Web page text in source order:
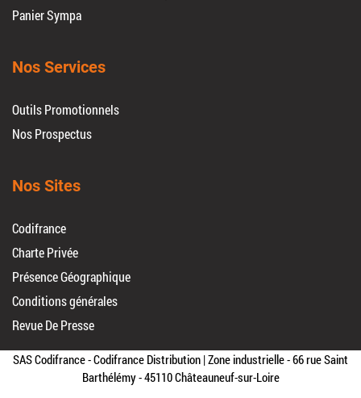
Panier Sympa
Nos Services
Outils Promotionnels
Nos Prospectus
Nos Sites
Codifrance
Charte Privée
Présence Géographique
Conditions générales
Revue De Presse
SAS Codifrance - Codifrance Distribution | Zone industrielle - 66 rue Saint
Barthélémy - 45110 Châteauneuf-sur-Loire